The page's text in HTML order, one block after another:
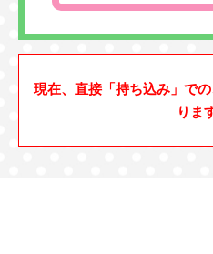
現在、直接「持ち込み」で
りま